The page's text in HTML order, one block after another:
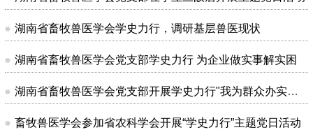
湖南省畜牧兽医学会学史力行，调研基层兽医现状
湖南省畜牧兽医学会党支部学史力行 为企业做实事解实困
湖南省畜牧兽医学会党支部开展学史力行"我为群众办实事"主题党日活动
畜牧兽医学会参加省农科学会开展“学史力行”主题党日活动